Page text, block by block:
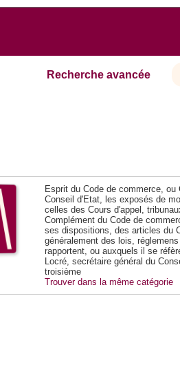
Recherche avancée
Esprit du Code de commerce,
Conseil d'Etat, les exposés de
celles des Cours d'appel,
Complément du Code de
ses dispositions, des articles du
généralement des lois,
rapportent, ou auxquels il se
Locré, secrétaire général du
troisième
Trouver dans la même catégorie